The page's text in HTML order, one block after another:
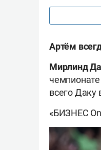
Артём
Мирлинд
всего Даку
«БИЗНЕС